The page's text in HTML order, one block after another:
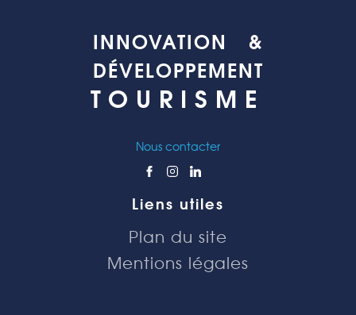
INNOVATION &
DÉVELOPPEMENT
TOURISME
Nous contacter
Liens utiles
Plan du site
Mentions légales